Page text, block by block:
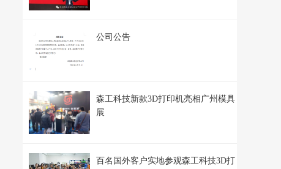
公司公告
森工科技新款3D打印机亮相广州模具
展
百名国外客户实地参观森工科技3D打